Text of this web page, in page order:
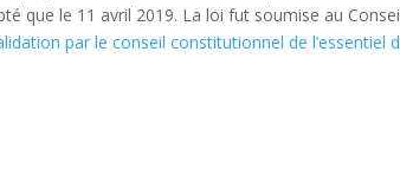
que le 11 avril 2019. La loi fut soumise au
par le conseil constitutionnel de l’essentiel